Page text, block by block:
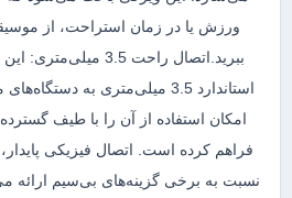
ورزش یا در زمان استراحت، از
ببرید.اتصال راحت 3.5
استاندارد 3.5 میلی‌متری به
امکان استفاده از آن را با طیف
فراهم کرده است. اتصال فیزیکی
نسبت به برخی گزینه‌های بی‌سیم ارائه